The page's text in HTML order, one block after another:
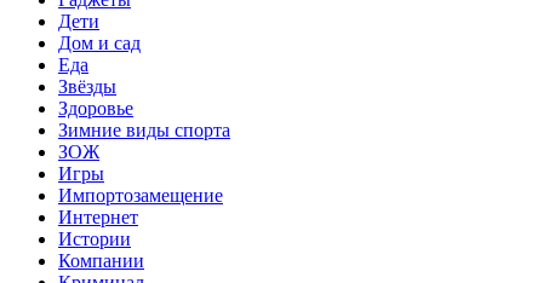
Дети
Дом и сад
Еда
Звёзды
Здоровье
Зимние виды спорта
ЗОЖ
Игры
Импортозамещение
Интернет
Истории
Компании